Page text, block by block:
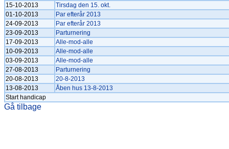
15-10-2013
Tirsdag den 15. okt.
01-10-2013
Par efterår 2013
24-09-2013
Par efterår 2013
23-09-2013
Parturnering
17-09-2013
Alle-mod-alle
10-09-2013
Alle-mod-alle
03-09-2013
Alle-mod-alle
27-08-2013
Parturnering
20-08-2013
20-8-2013
13-08-2013
Åben hus 13-8-2013
Start handicap
Gå tilbage